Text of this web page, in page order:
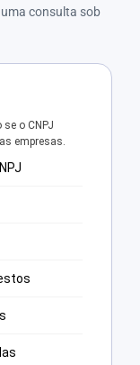
consulta sob
o CNPJ
empresas.